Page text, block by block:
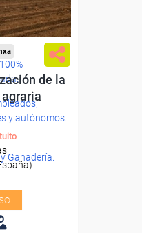
y autónomos.
Ganadería.
de la